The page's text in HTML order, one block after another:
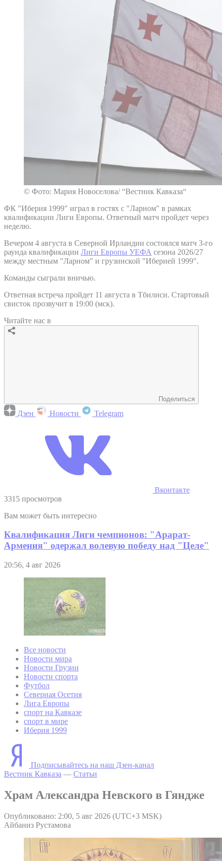
© Фото: Мария Новоселова/ “Вестник Кавказа“
ФК "Иберия 1999" играл в гостях с "Ларном" в рамках
квалификации Лиги Европы. Ответный матч пройдет через
неделю.
Вечером 4 августа в Северной Ирландии состоялся матч 3-го
раунда квалификации Лиги Европы УЕФА сезона 2026/27
между местным "Ларном" и грузинской "Иберией 1999".
Команды сыграли вничью.
Ответная встреча пройдет 11 августа в Тбилиси. Стартовый
свисток прозвучит в 19:00 (мск).
Читайте нас в
Поделиться
Дзен Новости Telegram
Вконтакте
3315 просмотров
Вам может быть интересно
Квалификация Лиги чемпионов: "Арарат-
Армения" одержал волевую победу над "Целе"
20:56, 4 авг 2026
Все новости
Новости мира
Новости Грузии
Новости спорта
Футбол
Северная Осетия
Лига Европы
спорт на Кавказе
спорт в мире
Иберия 1999
Подписывайтесь на наш Дзен-канал
Вестник Кавказа — Статьи
Храм Александра Невского в Гяндже
Опубликовано: 2:00, 5 авг 2026 (UTC+3 MSK)
Айбаниз Рустамова